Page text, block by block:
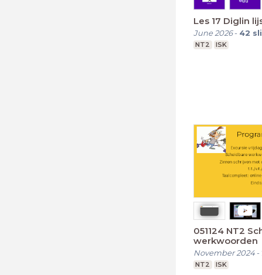
Les 17 Diglin
June 2026- 42
NT2 ISK
051124 NT2
werkwoorden
November 2024-
NT2 ISK